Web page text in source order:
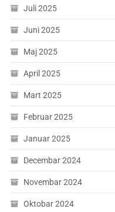
Juli 2025
Juni 2025
Maj 2025
April 2025
Mart 2025
Februar 2025
Januar 2025
Decembar 2024
Novembar 2024
Oktobar 2024